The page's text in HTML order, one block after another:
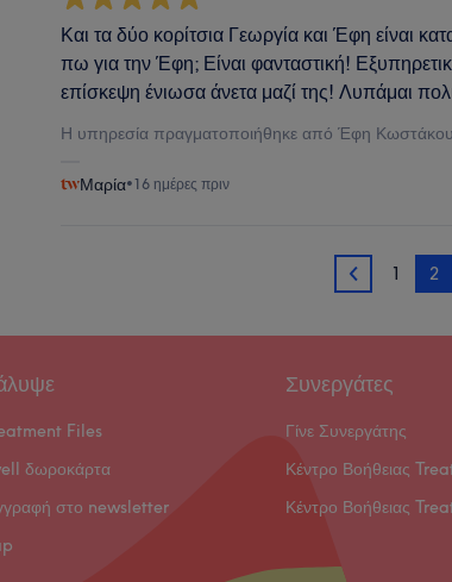
Και τα δύο κορίτσια Γεωργία και Έφη είναι
πω για την Έφη; Είναι φανταστική!
επίσκεψη ένιωσα άνετα μαζί της! Λυπάμαι
Η υπηρεσία πραγματοποιήθηκε από Έφη Κωστάκου
Μαρία•16 ημέρες πριν
1 1 2
Files
δωροκάρτα
στο newsletter
Συνεργάτες
Γίνε Συνεργάτης
Κέντρο Βοήθειας
Κέντρο Βοήθειας